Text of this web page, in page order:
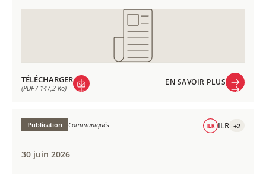
TÉLÉCHARGER
(PDF / 147,2 Ko)
(PDF / 147,2 Ko)
EN SAVOIR PLUS
Publication Communiqués ILR +2
30 juin 2026